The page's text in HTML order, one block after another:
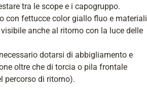
tra le scope e i capogruppo.
con fettucce color giallo fluo e materiali
anche al ritorno con la luce delle
dotarsi di abbigliamento e
oltre che di torcia o pila frontale
percorso di ritorno).